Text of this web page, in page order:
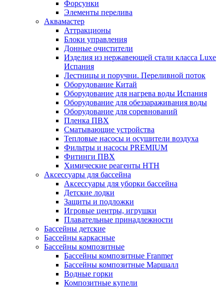
Форсунки
Элементы перелива
Аквамастер
Аттракционы
Блоки управления
Донные очистители
Изделия из нержавеющей стали класса Luxe
Испания
Лестницы и поручни. Переливной поток
Оборудование Китай
Оборудование для нагрева воды Испания
Оборудование для обеззараживания воды
Оборудование для соревнований
Пленка ПВХ
Сматывающие устройства
Тепловые насосы и осушители воздуха
Фильтры и насосы PREMIUM
Фитинги ПВХ
Химические реагенты HTH
Аксессуары для бассейна
Аксессуары для уборки бассейна
Детские лодки
Защиты и подложки
Игровые центры, игрушки
Плавательные принадлежности
Бассейны детские
Бассейны каркасные
Бассейны композитные
Бассейны композитные Franmer
Бассейны композитные Маршалл
Водные горки
Композитные купели